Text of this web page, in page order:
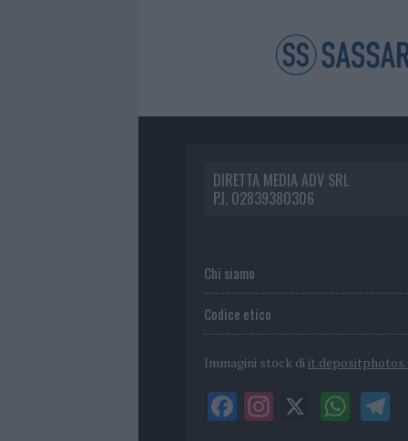
DIRETTA MEDIA ADV SRL
P.I. 02839380306
Chi siamo
Codice etico
Immagini stock di